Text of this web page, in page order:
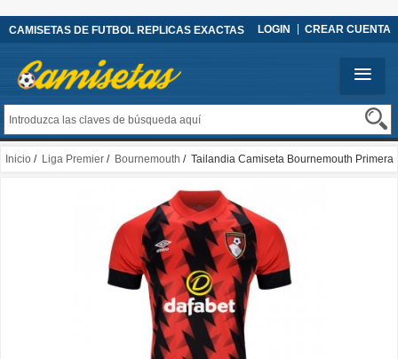
CAMISETAS DE FUTBOL REPLICAS EXACTAS LOGIN CREAR CUENTA
Inicio / Liga Premier / Bournemouth / Tailandia Camiseta Bournemouth Primera